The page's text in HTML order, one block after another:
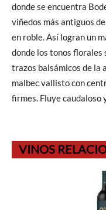
donde se encuentra
viñedos más antiguos
en roble. Así logran un
donde los tonos florales
trazos balsámicos de la
malbec vallisto con
firmes. Fluye caudaloso
VINOS